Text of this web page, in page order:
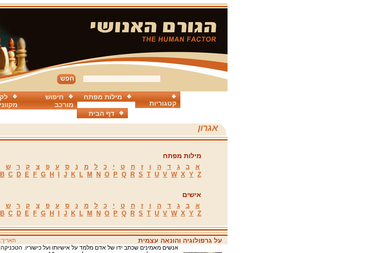
חיפוש
מורכב
מילות מפתח
קטגוריות
דף הבית
אגרון
מילות מפתח
א ב ג ד ה ו ז ח ט י כ ל מ נ ס ע פ צ ק ר ש
B C D E F G H J K L M N O P Q R S T U V W X Y Z
אישים
א ב ג ד ה ו ז ח ט י כ ל מ נ ס ע פ צ ק ר ש
B C D E F G H J K L M N O P Q R S T U V W X Y Z
על גרפולוגיה והונאה עצמית תאריך:
אנשים מאמינים שכתב ידו של אדם מלמד על אישיותו ועל כישוריו.